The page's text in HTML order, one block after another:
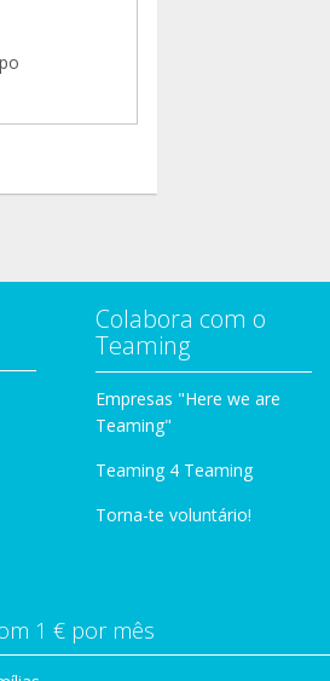
Colabora com o
Teaming
Empresas "Here we are
Teaming"
Teaming 4 Teaming
Torna-te voluntário!
1 € por mês